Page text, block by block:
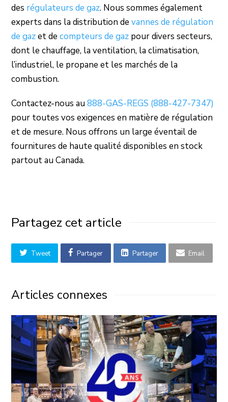
des régulateurs de gaz. Nous sommes également
experts dans la distribution devannes de régulation
de gazet decompteurs de gaz pour divers secteurs,
dont le chauffage, la ventilation, la climatisation,
l’industriel, le propane et les marchés de la
combustion.
Contactez-nous au888-GAS-REGS (888-427-7347)
pour toutes vos exigences en matière de régulation
et de mesure. Nous offrons un large éventail de
fournitures de haute qualité disponibles en stock
partout au Canada.
Partagez cet article
Tweet Partager Partager Email
Articles connexes